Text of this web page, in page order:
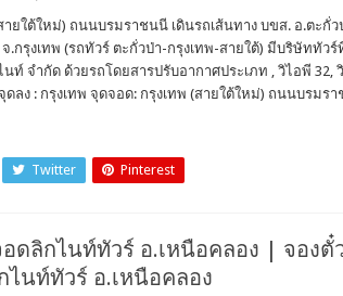
ายใต้ใหม่) ถนนบรมราชนนี เดินรถเส้นทาง บขส. อ.ตะกั่ว
กรุงเทพ (รถทัวร์ ตะกั่วป่า-กรุงเทพ-สายใต้) มีบริษัททัว
ท์ จำกัด ด้วยรถโดยสารปรับอากาศประเภท , วิไอพี 32,
ดลง : กรุงเทพ จุดจอด: กรุงเทพ (สายใต้ใหม่) ถนนบรมร
Twitter Pinterest
ดลิกไนท์ทัวร์ อ.เหนือคลอง | จองตั๋
ไนท์ทัวร์ อ.เหนือคลอง